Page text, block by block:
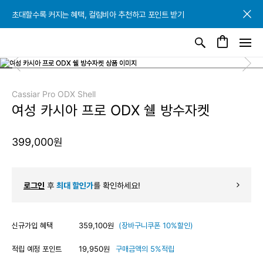
초대할수록 커지는 혜택, 컬럼비아 추천하고 포인트 받기
초대할수록 커지는 혜택, 컬럼비아 추천하고 포인트 받기
초대할수록 커지는 혜택, 컬럼비아 추천하고 포인트 받기
Cassiar Pro ODX Shell
여성 카시아 프로 ODX 쉘 방수자켓
399,000원
로그인 후 최대 할인가를 확인하세요!
신규가입 혜택 359,100원 (장바구니쿠폰 10%할인)
적립 예정 포인트 19,950원 구매금액의 5%적립